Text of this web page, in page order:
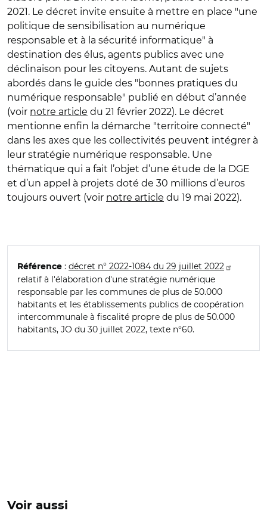
2021. Le décret invite ensuite à mettre en place "une
politique de sensibilisation au numérique
responsable et à la sécurité informatique" à
destination des élus, agents publics avec une
déclinaison pour les citoyens. Autant de sujets
abordés dans le guide des "bonnes pratiques du
numérique responsable" publié en début d’année
(voir notre article du 21 février 2022). Le décret
mentionne enfin la démarche "territoire connecté"
dans les axes que les collectivités peuvent intégrer à
leur stratégie numérique responsable. Une
thématique qui a fait l’objet d’une étude de la DGE
et d’un appel à projets doté de 30 millions d’euros
toujours ouvert (voir notre article du 19 mai 2022).
Référence : décret n° 2022-1084 du 29 juillet 2022
relatif à l'élaboration d'une stratégie numérique
responsable par les communes de plus de 50.000
habitants et les établissements publics de coopération
intercommunale à fiscalité propre de plus de 50.000
habitants, JO du 30 juillet 2022, texte n°60.
Voir aussi